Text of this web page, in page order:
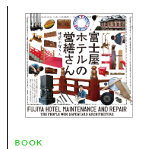
BOOK